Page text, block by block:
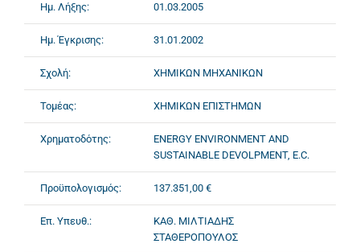
Ημ. Λήξης: 01.03.2005
Ημ. Έγκρισης: 31.01.2002
Σχολή: ΧΗΜΙΚΩΝ ΜΗΧΑΝΙΚΩΝ
Τομέας: ΧΗΜΙΚΩΝ ΕΠΙΣΤΗΜΩΝ
Χρηματοδότης:
ENERGY ENVIRONMENT AND
SUSTAINABLE DEVOLPMENT, E.C.
Προϋπολογισμός: 137.351,00 €
Επ. Υπευθ.:
ΚΑΘ. ΜΙΛΤΙΑΔΗΣ
ΣΤΑΘΕΡΟΠΟΥΛΟΣ